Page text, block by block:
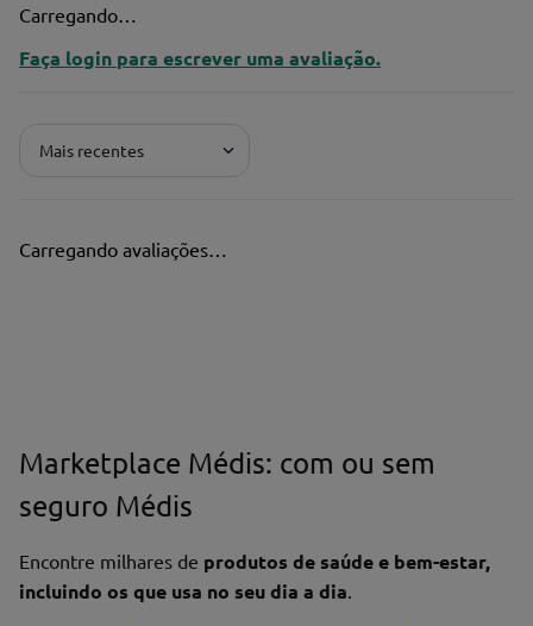
Carregando…
Faça login para escrever uma avaliação.
Mais recentes
Carregando avaliações…
Marketplace Médis: com ou sem
seguro Médis
Encontre milhares de produtos de saúde e bem-estar,
incluindo os que usa no seu dia a dia.